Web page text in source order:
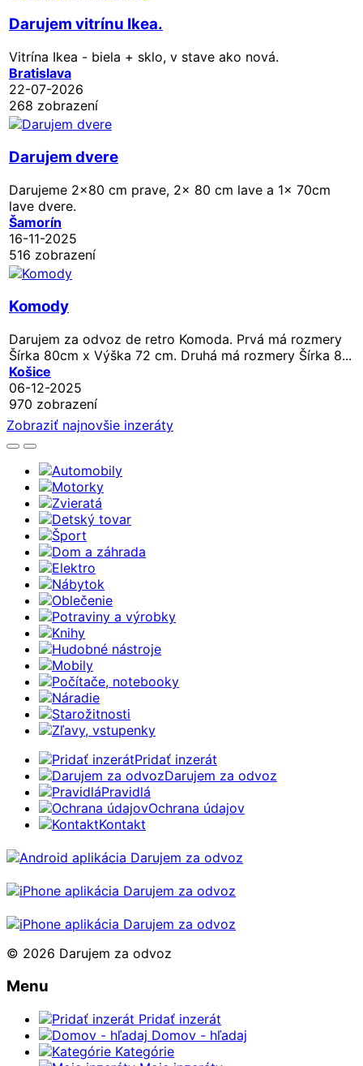
Darujem vitrínu Ikea.
Vitrína Ikea - biela + sklo, v stave ako nová.
Bratislava
22-07-2026
268 zobrazení
Darujem dvere
Darujeme 2x80 cm prave, 2x 80 cm lave a 1x 70cm
lave dvere.
Šamorín
16-11-2025
516 zobrazení
Komody
Darujem za odvoz de retro Komoda. Prvá má rozmery
Šírka 80cm x Výška 72 cm. Druhá má rozmery Šírka 8...
Košice
06-12-2025
970 zobrazení
Zobraziť najnovšie inzeráty
Automobily
Motorky
Zvieratá
Detský tovar
Šport
Dom a záhrada
Elektro
Nábytok
Oblečenie
Potraviny a výrobky
Knihy
Hudobné nástroje
Mobily
Počítače, notebooky
Náradie
Starožitnosti
Zľavy, vstupenky
Pridať inzerát
Darujem za odvoz
Pravidlá
Ochrana údajov
Kontakt
© 2026 Darujem za odvoz
Menu
Pridať inzerát
Domov - hľadaj
Kategórie